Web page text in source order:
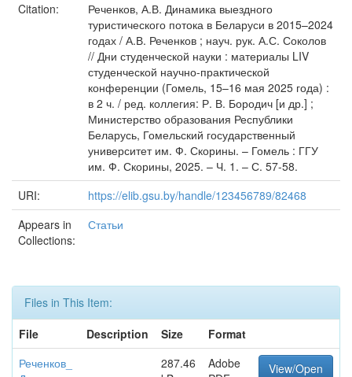
Citation:
Реченков, А.В. Динамика выездного
туристического потока в Беларуси в 2015–2024
годах / А.В. Реченков ; науч. рук. А.С. Соколов
// Дни студенческой науки : материалы LIV
студенческой научно-практической
конференции (Гомель, 15–16 мая 2025 года) :
в 2 ч. / ред. коллегия: Р. В. Бородич [и др.] ;
Министерство образования Республики
Беларусь, Гомельский государственный
университет им. Ф. Скорины. – Гомель : ГГУ
им. Ф. Скорины, 2025. – Ч. 1. – С. 57-58.
URI:
https://elib.gsu.by/handle/123456789/82468
Appears in
Collections:
Статьи
Files in This Item:
File
Description Size
Format
Реченков_
287.46
Adobe
View/Open